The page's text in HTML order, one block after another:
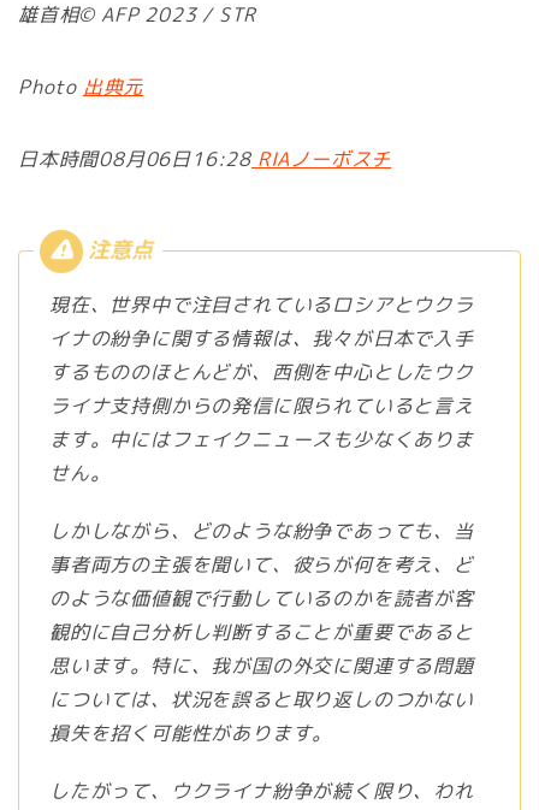
雄首相© AFP 2023 / STR
Photo 出典元
日本時間08月06日16:28 RIAノーボスチ
現在、世界中で注目されているロシアとウクラ
イナの紛争に関する情報は、我々が日本で入手
するもののほとんどが、西側を中心としたウク
ライナ支持側からの発信に限られていると言え
ます。中にはフェイクニュースも少なくありま
せん。
しかしながら、どのような紛争であっても、当
事者両方の主張を聞いて、彼らが何を考え、ど
のような価値観で行動しているのかを読者が客
観的に自己分析し判断することが重要であると
思います。特に、我が国の外交に関連する問題
については、状況を誤ると取り返しのつかない
損失を招く可能性があります。
したがって、ウクライナ紛争が続く限り、われ